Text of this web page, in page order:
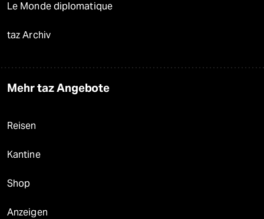
Le Monde diplomatique
taz Archiv
Mehr taz Angebote
Reisen
Kantine
Shop
Anzeigen